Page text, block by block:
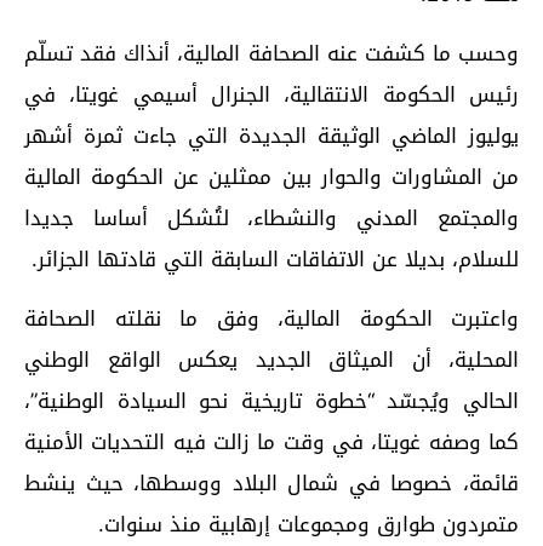
وحسب ما كشفت عنه الصحافة المالية، أنذاك فقد تسلّم
رئيس الحكومة الانتقالية، الجنرال أسيمي غويتا، في
يوليوز الماضي الوثيقة الجديدة التي جاءت ثمرة أشهر
من المشاورات والحوار بين ممثلين عن الحكومة المالية
والمجتمع المدني والنشطاء، لتُشكل أساسا جديدا
للسلام، بديلا عن الاتفاقات السابقة التي قادتها الجزائر.
واعتبرت الحكومة المالية، وفق ما نقلته الصحافة
المحلية، أن الميثاق الجديد يعكس الواقع الوطني
الحالي ويُجسّد “خطوة تاريخية نحو السيادة الوطنية”،
كما وصفه غويتا، في وقت ما زالت فيه التحديات الأمنية
قائمة، خصوصا في شمال البلاد ووسطها، حيث ينشط
متمردون طوارق ومجموعات إرهابية منذ سنوات.